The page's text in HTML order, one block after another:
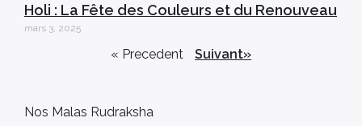
Holi : La Fête des Couleurs et du Renouveau
mars 3, 2025
« Precedent Suivant»
Nos Malas Rudraksha